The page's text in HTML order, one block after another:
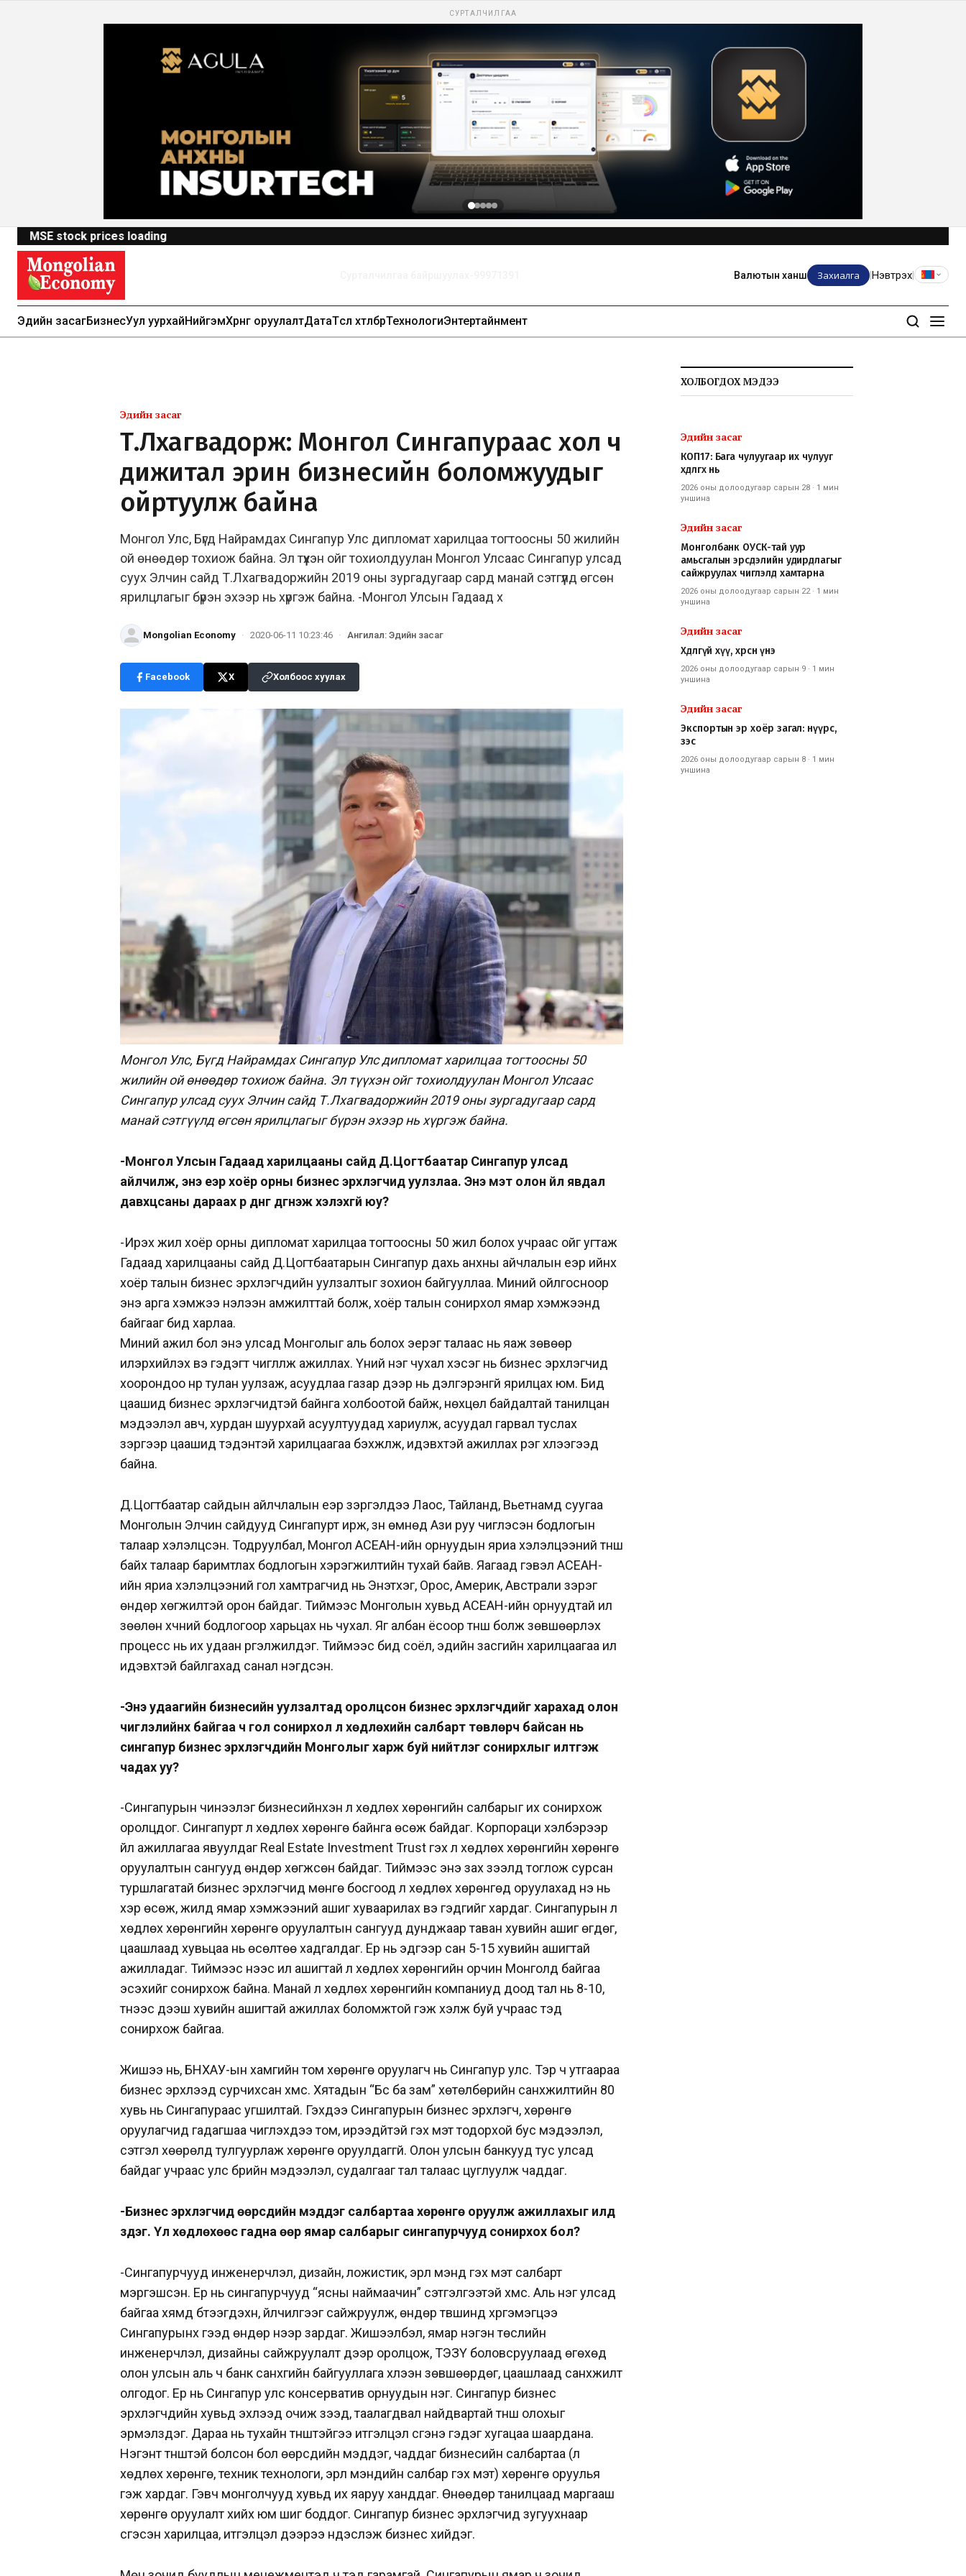
СУРТАЛЧИЛГАА
MSE stock prices loading
Валютын ханш Захиалга Нэвтрэх
Эдийн засагБизнесУул уурхайНийгэмХөрөнгө оруулалтДатаТөсөл хөтөлбөрТехнологиЭнтертайнмент
Эдийн засаг
Т.Лхагвадорж: Монгол Сингапураас хол ч
дижитал эрин бизнесийн боломжуудыг
ойртуулж байна
Монгол Улс, Бүгд Найрамдах Сингапур Улс дипломат харилцаа тогтоосны 50 жилийн
ой өнөөдөр тохиож байна. Эл түүхэн ойг тохиолдуулан Монгол Улсаас Сингапур улсад
суух Элчин сайд Т.Лхагвадоржийн 2019 оны зургадугаар сард манай сэтгүүлд өгсөн
ярилцлагыг бүрэн эхээр нь хүргэж байна. -Монгол Улсын Гадаад х
Mongolian Economy · 2020-06-11 10:23:46 · Ангилал: Эдийн засаг
Facebook X Холбоос хуулах
Монгол Улс, Бүгд Найрамдах Сингапур Улс дипломат харилцаа тогтоосны 50
жилийн ой өнөөдөр тохиож байна. Эл түүхэн ойг тохиолдуулан Монгол Улсаас
Сингапур улсад суух Элчин сайд Т.Лхагвадоржийн 2019 оны зургадугаар сард
манай сэтгүүлд өгсөн ярилцлагыг бүрэн эхээр нь хүргэж байна.
-Монгол Улсын Гадаад харилцааны сайд Д.Цогтбаатар Сингапур улсад
айлчилж, энэ үеэр хоёр орны бизнес эрхлэгчид уулзлаа. Энэ мэт олон үйл явдал
давхцсаны дараах үр дүнг дүгнэж хэлэхгүй юу?
-Ирэх жил хоёр орны дипломат харилцаа тогтоосны 50 жил болох учраас ойг угтаж
Гадаад харилцааны сайд Д.Цогтбаатарын Сингапур дахь анхны айчлалын үеэр ийнхүү
хоёр талын бизнес эрхлэгчдийн уулзалтыг зохион байгууллаа. Миний ойлгосноор
энэ арга хэмжээ нэлээн амжилттай болж, хоёр талын сонирхол ямар хэмжээнд
байгааг бид харлаа.
Миний ажил бол энэ улсад Монголыг аль болох эерэг талаас нь яаж зөвөөр
илэрхийлэх вэ гэдэгт чиглүүлж ажиллах. Үүний нэг чухал хэсэг нь бизнес эрхлэгчид
хоорондоо нүүр тулан уулзаж, асуудлаа газар дээр нь дэлгэрэнгүй ярилцах юм. Бид
цаашид бизнес эрхлэгчидтэй байнга холбоотой байж, нөхцөл байдалтай танилцан
мэдээлэл авч, хурдан шуурхай асуултуудад хариулж, асуудал гарвал туслах
зэргээр цаашид тэдэнтэй харилцаагаа бэхжүүлж, идэвхтэй ажиллах үүрэг хүлээгээд
байна.
Д.Цогтбаатар сайдын айлчлалын үеэр зэргэлдээ Лаос, Тайланд, Вьетнамд суугаа
Монголын Элчин сайдууд Сингапурт ирж, зүүн өмнөд Ази руу чиглэсэн бодлогын
талаар хэлэлцсэн. Тодруулбал, Монгол АСЕАН-ийн орнуудын яриа хэлэлцээний түнш
байх талаар баримтлах бодлогын хэрэгжилтийн тухай байв. Яагаад гэвэл АСЕАН-
ийн яриа хэлэлцээний гол хамтрагчид нь Энэтхэг, Орос, Америк, Австрали зэрэг
өндөр хөгжилтэй орон байдаг. Тиймээс Монголын хувьд АСЕАН-ийн орнуудтай илүү
зөөлөн хүчний бодлогоор харьцах нь чухал. Яг албан ёсоор түнш болж зөвшөөрүүлэх
процесс нь их удаан үргэлжилдэг. Тиймээс бид соёл, эдийн засгийн харилцаагаа илүү
идэвхтэй байлгахад санал нэгдсэн.
-Энэ удаагийн бизнесийн уулзалтад оролцсон бизнес эрхлэгчдийг харахад олон
чиглэлийнх байгаа ч гол сонирхол үл хөдлөхийн салбарт төвлөрч байсан нь
сингапур бизнес эрхлэгчдийн Монголыг харж буй нийтлэг сонирхлыг илтгэж
чадах уу?
-Сингапурын чинээлэг бизнесийнхэн үл хөдлөх хөрөнгийн салбарыг их сонирхож
оролцдог. Сингапурт үл хөдлөх хөрөнгө байнга өсөж байдаг. Корпораци хэлбэрээр
үйл ажиллагаа явуулдаг Real Estate Investment Trust гэх үл хөдлөх хөрөнгийн хөрөнгө
оруулалтын сангууд өндөр хөгжсөн байдаг. Тиймээс энэ зах зээлд тоглож сурсан
туршлагатай бизнес эрхлэгчид мөнгө босгоод үл хөдлөх хөрөнгөд оруулахад үнэ нь
хэр өсөж, жилд ямар хэмжээний ашиг хуваарилах вэ гэдгийг хардаг. Сингапурын үл
хөдлөх хөрөнгийн хөрөнгө оруулалтын сангууд дунджаар таван хувийн ашиг өгдөг,
цаашлаад хувьцаа нь өсөлтөө хадгалдаг. Ер нь эдгээр сан 5-15 хувийн ашигтай
ажилладаг. Тиймээс үүнээс илүү ашигтай үл хөдлөх хөрөнгийн орчин Монголд байгаа
эсэхийг сонирхож байна. Манай үл хөдлөх хөрөнгийн компаниуд доод тал нь 8-10,
түүнээс дээш хувийн ашигтай ажиллах боломжтой гэж хэлж буй учраас тэд
сонирхож байгаа.
Жишээ нь, БНХАУ-ын хамгийн том хөрөнгө оруулагч нь Сингапур улс. Тэр ч утгаараа
бизнес эрхлээд сурчихсан хүмүүс. Хятадын “Бүс ба зам” хөтөлбөрийн санхүүжилтийн 80
хувь нь Сингапураас угшилтай. Гэхдээ Сингапурын бизнес эрхлэгч, хөрөнгө
оруулагчид гадагшаа чиглэхдээ том, ирээдүйтэй гэх мэт тодорхой бус мэдээлэл,
сэтгэл хөөрөлд тулгуурлаж хөрөнгө оруулдаггүй. Олон улсын банкууд тус улсад
байдаг учраас улс бүрийн мэдээлэл, судалгааг тал талаас цуглуулж чаддаг.
-Бизнес эрхлэгчид өөрсдийн мэддэг салбартаа хөрөнгө оруулж ажиллахыг илүүд
үздэг. Үл хөдлөхөөс гадна өөр ямар салбарыг сингапурчууд сонирхох бол?
-Сингапурчууд инженерчлэл, дизайн, ложистик, эрүүл мэнд гэх мэт салбарт
мэргэшсэн. Ер нь сингапурчууд “ясны наймаачин” сэтгэлгээтэй хүмүүс. Аль нэг улсад
байгаа хямд бүтээгдэхүүн, үйлчилгээг сайжруулж, өндөр түвшинд хүргэмэгцээ
Сингапурынх гээд өндөр үнээр зардаг. Жишээлбэл, ямар нэгэн төслийн
инженерчлэл, дизайны сайжруулалт дээр оролцож, ТЭЗҮ боловсруулаад өгөхөд
олон улсын аль ч банк санхүүгийн байгууллага хүлээн зөвшөөрдөг, цаашлаад санхүүжилт
олгодог. Ер нь Сингапур улс консерватив орнуудын нэг. Сингапур бизнес
эрхлэгчдийн хувьд эхлээд очиж үзээд, таалагдвал найдвартай түнш олохыг
эрмэлздэг. Дараа нь тухайн түнштэйгээ итгэлцэл үүсгэнэ гэдэг хугацаа шаардана.
Нэгэнт түнштэй болсон бол өөрсдийн мэддэг, чаддаг бизнесийн салбартаа (үл
хөдлөх хөрөнгө, техник технологи, эрүүл мэндийн салбар гэх мэт) хөрөнгө оруулья
гэж хардаг. Гэвч монголчууд хувьд их яаруу ханддаг. Өнөөдөр танилцаад маргааш
хөрөнгө оруулалт хийх юм шиг боддог. Сингапур бизнес эрхлэгчид зугуухнаар
үүсгэсэн харилцаа, итгэлцэл дээрээ үндэслэж бизнес хийдэг.
ХОЛБОГДОХ МЭДЭЭ
Эдийн засаг
КОП17: Бага чулуугаар их чулууг
хөдөлгөх нь
2026 оны долоодугаар сарын 28 · 1 мин
уншина
Эдийн засаг
Монголбанк ОУСК-тай уур
амьсгалын эрсдэлийн удирдлагыг
сайжруулах чиглэлд хамтарна
2026 оны долоодугаар сарын 22· 1 мин
уншина
Эдийн засаг
Хөдлөөгүй хүү, хөөрсөн үнэ
2026 оны долоодугаар сарын 9 · 1 мин
уншина
Эдийн засаг
Экспортын эр хоёр загал: нүүрс,
зэс
2026 оны долоодугаар сарын 8 · 1 мин
уншина